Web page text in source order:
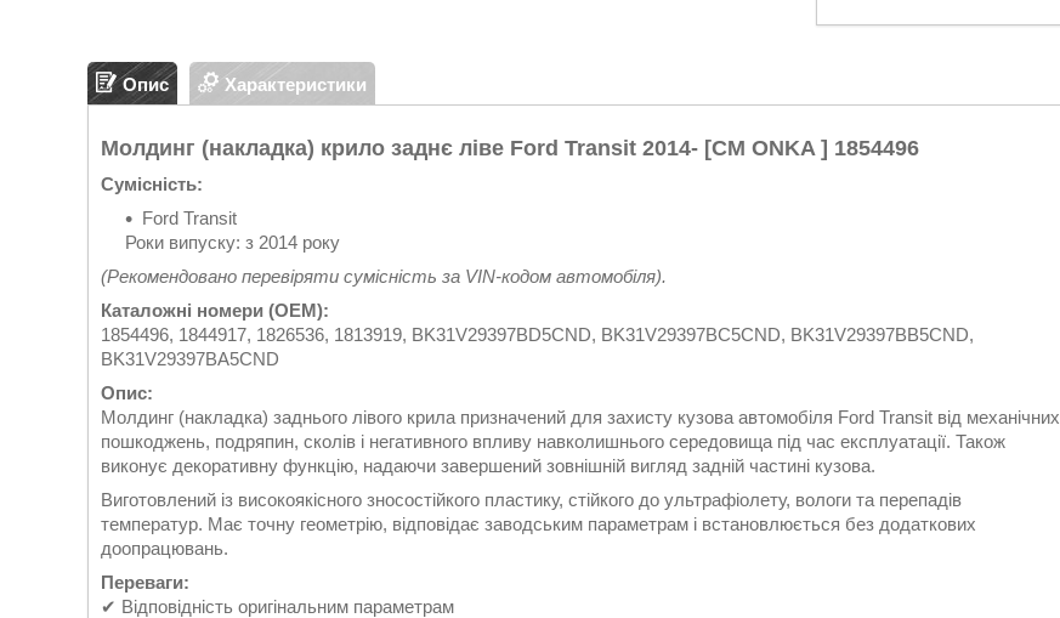
Опис Характеристики
Молдинг (накладка) крило заднє ліве Ford Transit 2014- [CM ONKA ] 1854496
Сумісність:
Ford Transit
Роки випуску: з 2014 року
(Рекомендовано перевіряти сумісність за VIN-кодом автомобіля).
Каталожні номери (OEM):
1854496, 1844917, 1826536, 1813919, BK31V29397BD5CND, BK31V29397BC5CND, BK31V29397BB5CND,
BK31V29397BA5CND
Опис:
Молдинг (накладка) заднього лівого крила призначений для захисту кузова автомобіля Ford Transit від механічних
пошкоджень, подряпин, сколів і негативного впливу навколишнього середовища під час експлуатації. Також
виконує декоративну функцію, надаючи завершений зовнішній вигляд задній частині кузова.
Виготовлений із високоякісного зносостійкого пластику, стійкого до ультрафіолету, вологи та перепадів
температур. Має точну геометрію, відповідає заводським параметрам і встановлюється без додаткових
доопрацювань.
Переваги:
✔ Відповідність оригінальним параметрам